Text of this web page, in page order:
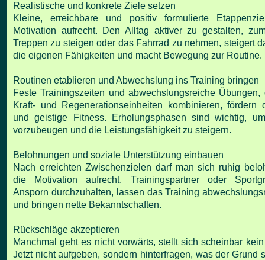
Realistische und konkrete Ziele setzen
Kleine, erreichbare und positiv formulierte
Motivation aufrecht. Den Alltag aktiver zu gestalten,
Treppen zu steigen oder das Fahrrad zu nehmen, steigert
die eigenen Fähigkeiten und macht Bewegung zur Routine.
Routinen etablieren und Abwechslung ins Training bringen
Feste Trainingszeiten und abwechslungsreiche Übungen,
Kraft- und Regenerationseinheiten
kombinieren, fördern
und geistige Fitness. Erholungsphasen sind wichtig,
vorzubeugen und die Leistungsfähigkeit zu steigern.
Belohnungen und soziale Unterstützung einbauen
Nach erreichten Zwischenzielen darf man sich ruhig
die Motivation aufrecht. Trainingspartner oder
Ansporn durchzuhalten, lassen das Training
und bringen nette Bekanntschaften.
Rückschläge akzeptieren
Manchmal geht es nicht vorwärts, stellt sich scheinbar
Jetzt nicht aufgeben, sondern hinterfragen, was der Grund